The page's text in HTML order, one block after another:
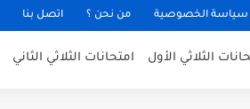
سياسة الخصوصية من نحن ؟ اتصل بنا
الثلاثي الأول امتحانات الثلاثي الثاني